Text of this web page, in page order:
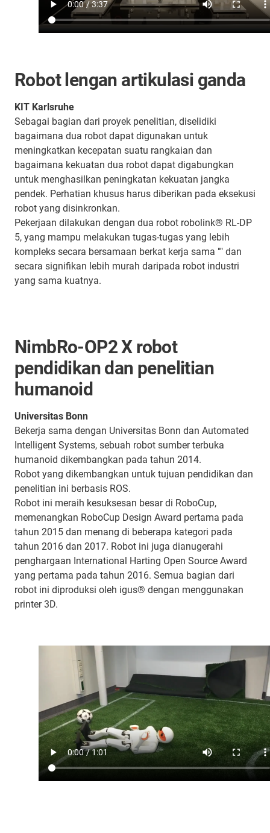
Robot lengan artikulasi ganda
KIT Karlsruhe
Sebagai bagian dari proyek penelitian, diselidiki
bagaimana dua robot dapat digunakan untuk
meningkatkan kecepatan suatu rangkaian dan
bagaimana kekuatan dua robot dapat digabungkan
untuk menghasilkan peningkatan kekuatan jangka
pendek. Perhatian khusus harus diberikan pada eksekusi
robot yang disinkronkan.
Pekerjaan dilakukan dengan dua robot robolink® RL-DP
5, yang mampu melakukan tugas-tugas yang lebih
kompleks secara bersamaan berkat kerja sama "" dan
secara signifikan lebih murah daripada robot industri
yang sama kuatnya.
NimbRo-OP2 X robot
pendidikan dan penelitian
humanoid
Universitas Bonn
Bekerja sama dengan Universitas Bonn dan Automated
Intelligent Systems, sebuah robot sumber terbuka
humanoid dikembangkan pada tahun 2014.
Robot yang dikembangkan untuk tujuan pendidikan dan
penelitian ini berbasis ROS.
Robot ini meraih kesuksesan besar di RoboCup,
memenangkan RoboCup Design Award pertama pada
tahun 2015 dan menang di beberapa kategori pada
tahun 2016 dan 2017. Robot ini juga dianugerahi
penghargaan International Harting Open Source Award
yang pertama pada tahun 2016. Semua bagian dari
robot ini diproduksi oleh igus® dengan menggunakan
printer 3D.